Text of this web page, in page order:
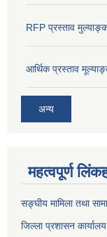
RFP प्रस्ताव
आर्थिक प्रस्ताव
अन्य
महत्वपूर्ण
सङ्‍घीय मामिला तथा
जिल्ला प्रशासन